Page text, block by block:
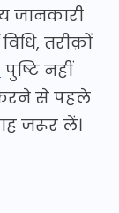
जानकारी
तरीक़ों
पुष्टि नहीं
से पहले
जरूर लें।